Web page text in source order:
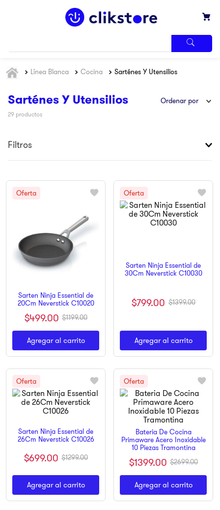
Línea Blanca Cocina Sarténes Y Utensilios
Sarténes Y Utensilios Ordenar por
29 productos
Filtros
Sarten Ninja Essential de
20Cm Neverstick C10020
$499.00 $1199.00
Agregar al carrito
Sarten Ninja Essential de
30Cm Neverstick C10030
$799.00 $1399.00
Agregar al carrito
Sarten Ninja Essential de
26Cm Neverstick C10026
$699.00 $1299.00
Agregar al carrito
Bateria De Cocina
Primaware Acero Inoxidable
10 Piezas Tramontina
$1399.00 $2699.00
Agregar al carrito
MÁS
iphone
2.
refrigerador
4.
6.
xbox
7.
ninja
pulsar
10